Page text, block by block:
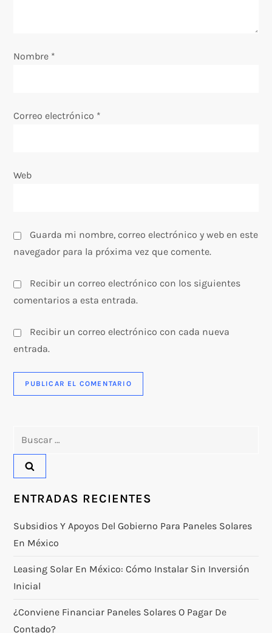
n
r
d
s
Nombre *
Correo electrónico *
Web
Guarda mi nombre, correo electrónico y web en este
navegador para la próxima vez que comente.
Recibir un correo electrónico con los siguientes
comentarios a esta entrada.
Recibir un correo electrónico con cada nueva
entrada.
ENTRADAS RECIENTES
Subsidios Y Apoyos Del Gobierno Para Paneles Solares
En México
Leasing Solar En México: Cómo Instalar Sin Inversión
Inicial
¿Conviene Financiar Paneles Solares O Pagar De
Contado?